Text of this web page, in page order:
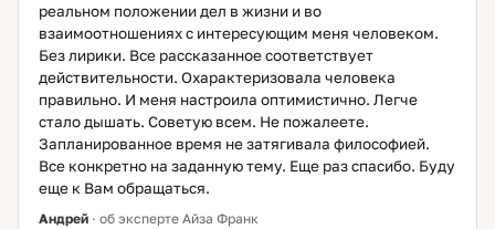
реальном положении дел в жизни и во
взаимоотношениях с интересующим меня человеком.
Без лирики. Все рассказанное соответствует
действительности. Охарактеризовала человека
правильно. И меня настроила оптимистично. Легче
стало дышать. Советую всем. Не пожалеете.
Запланированное время не затягивала философией.
Все конкретно на заданную тему. Еще раз спасибо. Буду
еще к Вам обращаться.
Андрей · об эксперте Айза Франк